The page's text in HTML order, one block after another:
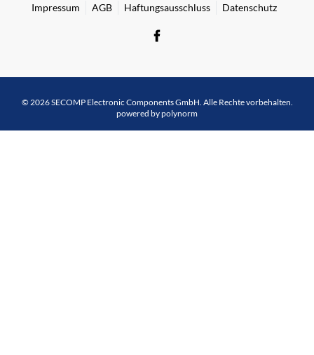
Impressum AGB Haftungsausschluss Datenschutz
© 2026 SECOMP Electronic Components GmbH. Alle Rechte vorbehalten.
powered by polynorm